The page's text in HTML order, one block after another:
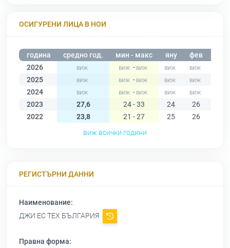
ОСИГУРЕНИ ЛИЦА В НОИ
година средно год. мин - макс яну фев
2026
-
2025
-
2024
-
2023
27,6 24 - 33 24 26
2022
23,8 21 - 27 25 26
виж всички години
РЕГИСТЪРНИ ДАННИ
Наименование:
ДЖИ ЕС ТЕХ БЪЛГАРИЯ
Правна форма: